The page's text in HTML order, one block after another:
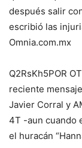
después salir
escribió las
Omnia.com.mx
Q2RsKh5POR
reciente
Javier Corral y
4T -aun cuando
el huracán